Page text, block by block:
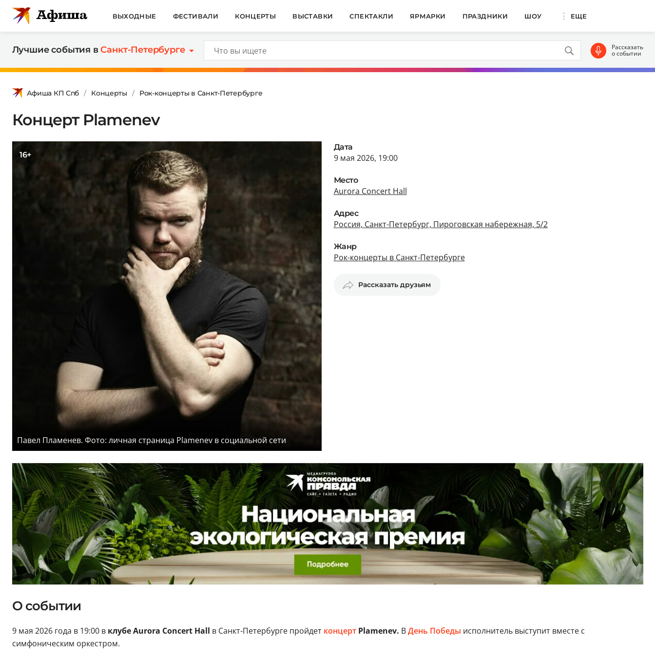
ВЫХОДНЫЕ ФЕСТИВАЛИ КОНЦЕРТЫ ВЫСТАВКИ СПЕКТАКЛИ ЯРМАРКИ ПРАЗДНИКИ ШОУ ЕЩЕ
Лучшие события вСанкт-Петербурге Рассказать
о событии
Афиша КП Спб Концерты Рок-концерты в Санкт-Петербурге
Концерт Plamenev
16+
Павел Пламенев. Фото: личная страница Plamenev в социальной сети
Дата
9 мая 2026, 19:00
Место
Aurora Concert Hall
Адрес
Россия, Санкт-Петербург, Пироговская набережная, 5/2
Жанр
Рок-концерты в Санкт-Петербурге
Рассказать друзьям
О событии
9 мая 2026 года в 19:00 в клубе Aurora Concert Hall в Санкт-Петербурге пройдет концертPlamenev. ВДень Победы исполнитель выступит вместе с
симфоническим оркестром.